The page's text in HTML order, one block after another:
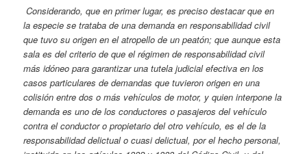
Considerando, que en primer lugar, es preciso destacar que en
la especie se trataba de una demanda en responsabilidad civil
que tuvo su origen en el atropello de un peatón; que aunque esta
sala es del criterio de que el régimen de responsabilidad civil
más idóneo para garantizar una tutela judicial efectiva en los
casos particulares de demandas que tuvieron origen en una
colisión entre dos o más vehículos de motor, y quien interpone la
demanda es uno de los conductores o pasajeros del vehículo
contra el conductor o propietario del otro vehículo, es el de la
responsabilidad delictual o cuasi delictual, por el hecho personal,